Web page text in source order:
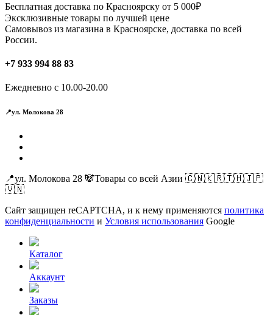
Бесплатная доставка по Красноярску от 5 000₽
Эксклюзивные товары по лучшей цене
Самовывоз из магазина в Красноярске, доставка по всей
России.
+7 933 994 88 83
Ежедневно с 10.00-20.00
📍ул. Молокова 28
📍ул. Молокова 28 🐼Товары со всей Азии 🇨🇳🇰🇷🇹🇭🇯🇵
🇻🇳
Сайт защищен reCAPTCHA, и к нему применяются политика
конфиденциальности и Условия использования Google
Каталог
Аккаунт
Заказы